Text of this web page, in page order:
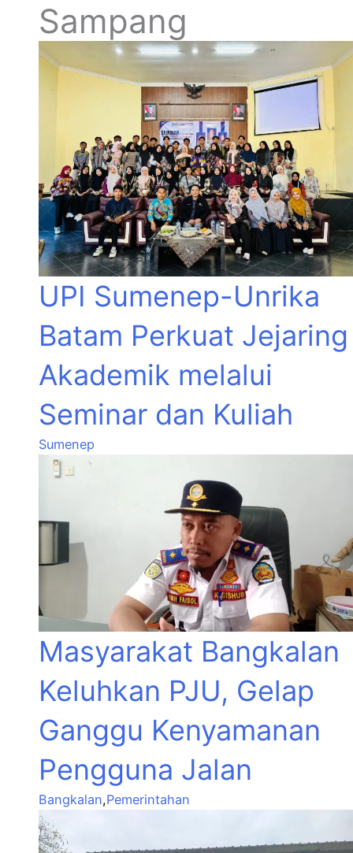
Sampang
UPI Sumenep-Unrika
Batam Perkuat Jejaring
Akademik melalui
Seminar dan Kuliah
Sumenep
Masyarakat Bangkalan
Keluhkan PJU, Gelap
Ganggu Kenyamanan
Pengguna Jalan
Bangkalan,Pemerintahan